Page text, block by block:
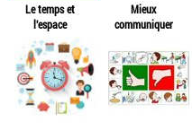
Le temps et
l'espace
Mieux
communiquer